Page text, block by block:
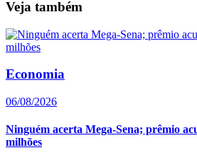
Veja também
Economia
06/08/2026
Ninguém acerta Mega-Sena; prêmio
milhões